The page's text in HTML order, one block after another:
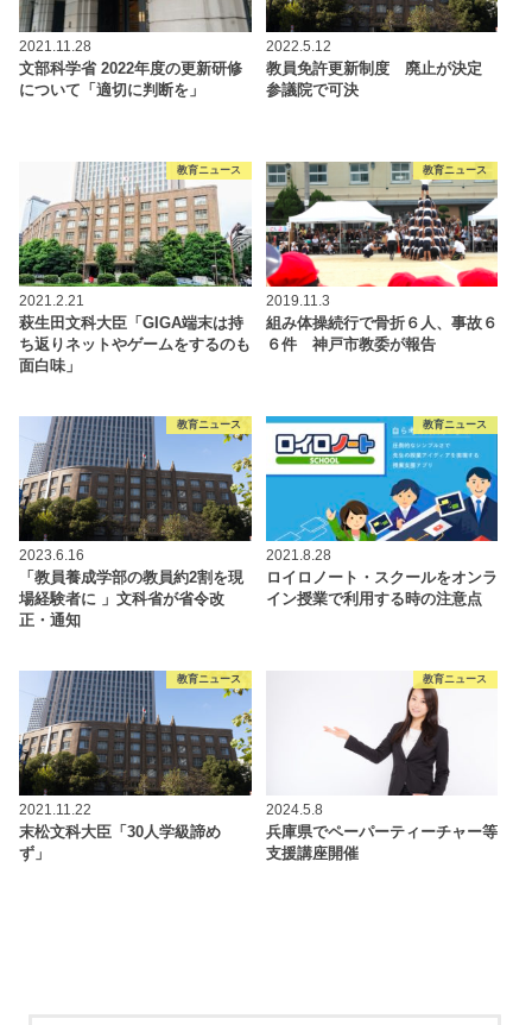
2021.11.28
文部科学省 2022年度の更新研修
について「適切に判断を」
2022.5.12
教員免許更新制度 廃止が決定
参議院で可決
教育ニュース
2021.2.21
萩生田文科大臣「GIGA端末は持
ち返りネットやゲームをするのも
面白味」
教育ニュース
2019.11.3
組み体操続行で骨折６人、事故６
６件 神戸市教委が報告
教育ニュース
2023.6.16
「教員養成学部の教員約2割を現
場経験者に 」文科省が省令改
正・通知
教育ニュース
2021.8.28
ロイロノート・スクールをオンラ
イン授業で利用する時の注意点
教育ニュース
2021.11.22
末松文科大臣「30人学級諦め
ず」
教育ニュース
2024.5.8
兵庫県でペーパーティーチャー等
支援講座開催